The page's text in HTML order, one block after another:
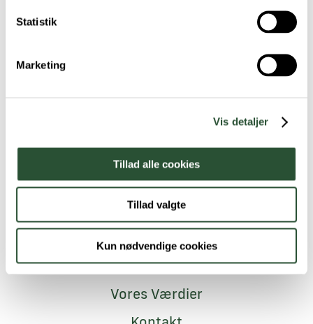
Statistik
Marketing
Vis detaljer
Tillad alle cookies
Tillad valgte
Kun nødvendige cookies
Navigation
Medarbejdere
Job i FAVNA
Vores Værdier